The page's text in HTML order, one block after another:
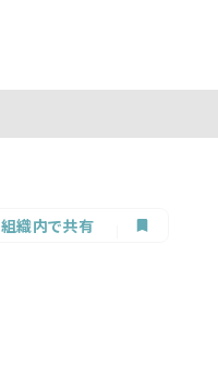
組織内で共有